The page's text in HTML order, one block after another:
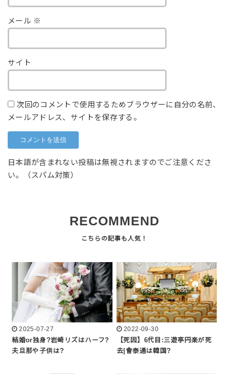
メール ※
サイト
次回のコメントで使用するためブラウザーに自分の名前、
メールアドレス、サイトを保存する。
日本語が含まれない投稿は無視されますのでご注意くださ
い。（スパム対策）
RECOMMEND
2025-07-27
結婚or独身?岩崎リズはハーフ?
夫旦那や子供は?
2022-09-30
【死因】6代目:三遊亭円楽が死
去|會泰通は韓国?